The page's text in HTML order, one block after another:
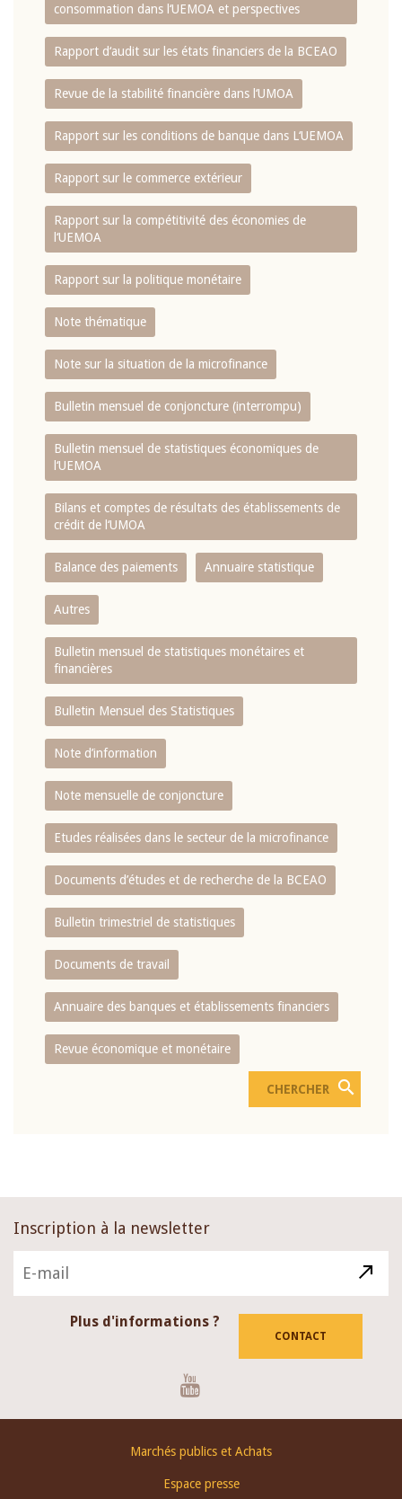
consommation dans l‘UEMOA et perspectives
Rapport d‘audit sur les états financiers de la BCEAO
Revue de la stabilité financière dans l‘UMOA
Rapport sur les conditions de banque dans L‘UEMOA
Rapport sur le commerce extérieur
Rapport sur la compétitivité des économies de
l‘UEMOA
Rapport sur la politique monétaire
Note thématique
Note sur la situation de la microfinance
Bulletin mensuel de conjoncture (interrompu)
Bulletin mensuel de statistiques économiques de
l‘UEMOA
Bilans et comptes de résultats des établissements de
crédit de l‘UMOA
Balance des paiements Annuaire statistique
Autres
Bulletin mensuel de statistiques monétaires et
financières
Bulletin Mensuel des Statistiques
Note d’information
Note mensuelle de conjoncture
Etudes réalisées dans le secteur de la microfinance
Documents d’études et de recherche de la BCEAO
Bulletin trimestriel de statistiques
Documents de travail
Annuaire des banques et établissements financiers
Revue économique et monétaire
Inscription à la newsletter
Plus d'informations ?
CONTACT
Marchés publics et Achats
Espace presse